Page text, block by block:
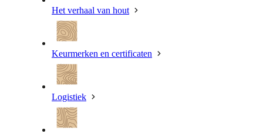
Het verhaal van hout
Keurmerken en certificaten
Logistiek